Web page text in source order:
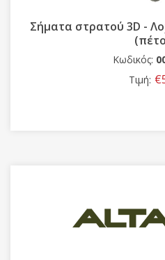
Σήματα στρατού 3D -
Κωδικός:
Τιμή: